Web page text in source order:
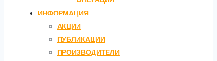
ИНФОРМАЦИЯ
АКЦИИ
ПУБЛИКАЦИИ
ПРОИЗВОДИТЕЛИ